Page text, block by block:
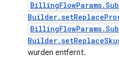
wurden entfernt.